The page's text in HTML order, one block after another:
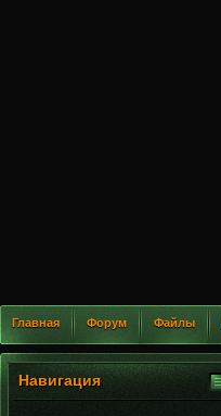
Главная Форум Файлы
Навигация